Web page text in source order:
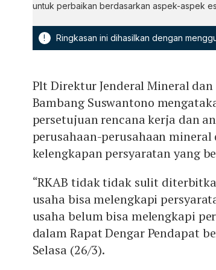
untuk perbaikan berdasarkan aspek-aspek
! Ringkasan ini dihasilkan dengan
Plt Direktur Jenderal Mineral
Bambang Suswantono
persetujuan rencana kerja dan
perusahaan-perusahaan
kelengkapan persyaratan yang
“RKAB tidak tidak sulit
usaha bisa melengkapi
usaha belum bisa melengkapi
dalam Rapat Dengar Pendapat
Selasa (26/3).